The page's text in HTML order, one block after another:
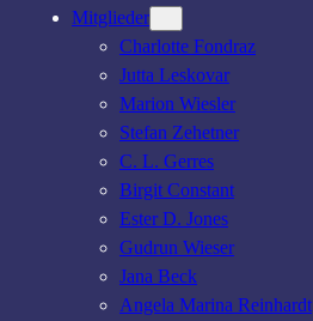
Mitglieder
Charlotte Fondraz
Jutta Leskovar
Marion Wiesler
Stefan Zehetner
C. L. Gerres
Birgit Constant
Ester D. Jones
Gudrun Wieser
Jana Beck
Angela Marina Reinhardt